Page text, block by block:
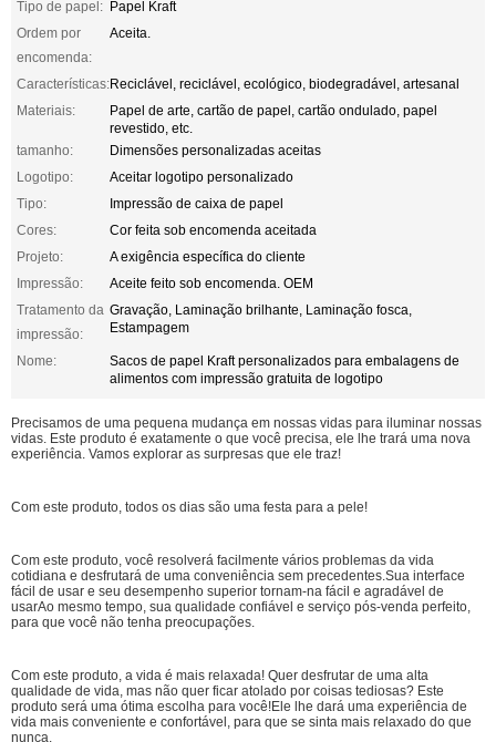
Tipo de papel: Papel Kraft
Ordem por
encomenda:
Aceita.
Características:Reciclável, reciclável, ecológico, biodegradável, artesanal
Materiais:
Papel de arte, cartão de papel, cartão ondulado, papel
revestido, etc.
tamanho:
Dimensões personalizadas aceitas
Logotipo:
Aceitar logotipo personalizado
Tipo:
Impressão de caixa de papel
Cores:
Cor feita sob encomenda aceitada
Projeto:
A exigência específica do cliente
Impressão:
Aceite feito sob encomenda. OEM
Tratamento da
impressão:
Gravação, Laminação brilhante, Laminação fosca,
Estampagem
Nome:
Sacos de papel Kraft personalizados para embalagens de
alimentos com impressão gratuita de logotipo
Precisamos de uma pequena mudança em nossas vidas para iluminar nossas
vidas. Este produto é exatamente o que você precisa, ele lhe trará uma nova
experiência. Vamos explorar as surpresas que ele traz!
Com este produto, todos os dias são uma festa para a pele!
Com este produto, você resolverá facilmente vários problemas da vida
cotidiana e desfrutará de uma conveniência sem precedentes.Sua interface
fácil de usar e seu desempenho superior tornam-na fácil e agradável de
usarAo mesmo tempo, sua qualidade confiável e serviço pós-venda perfeito,
para que você não tenha preocupações.
Com este produto, a vida é mais relaxada! Quer desfrutar de uma alta
qualidade de vida, mas não quer ficar atolado por coisas tediosas? Este
produto será uma ótima escolha para você!Ele lhe dará uma experiência de
vida mais conveniente e confortável, para que se sinta mais relaxado do que
nunca.